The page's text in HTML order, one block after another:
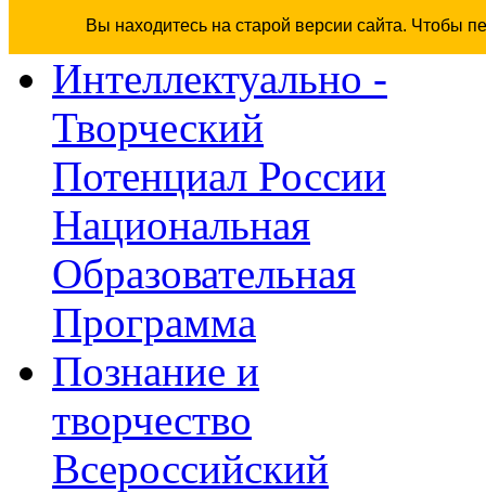
Вы находитесь на старой версии сайта. Чтобы
Интеллектуально -
Творческий
Потенциал России
Национальная
Образовательная
Программа
Познание и
творчество
Всероссийский